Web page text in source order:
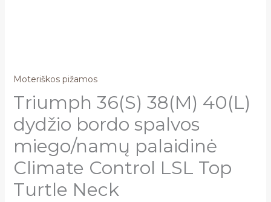
Moteriškos pižamos
Triumph 36(S) 38(M) 40(L)
dydžio bordo spalvos
miego/namų palaidinė
Climate Control LSL Top
Turtle Neck